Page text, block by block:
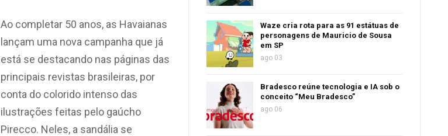
Ao completar 50 anos, as Havaianas
lançam uma nova campanha que já
está se destacando nas páginas das
principais revistas brasileiras, por
conta do colorido intenso das
ilustrações feitas pelo gaúcho
Pirecco. Neles, a sandália se
Waze cria rota para as 91 estátuas de
personagens de Mauricio de Sousa
em SP
ago 03
Bradesco reúne tecnologia e IA sob o
conceito “Meu Bradesco”
ago 06